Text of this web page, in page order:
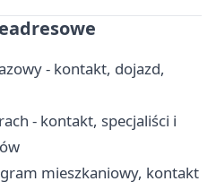
- kontakt, dojazd,
- kontakt, specjaliści i
mieszkaniowy, kontakt